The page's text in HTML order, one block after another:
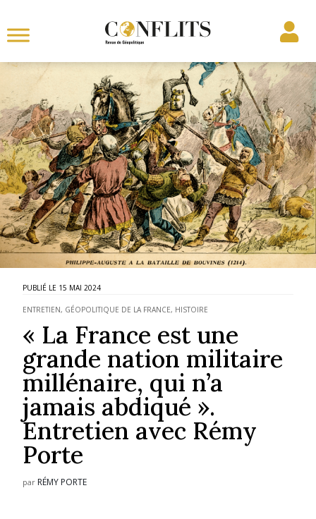
15 MAI 2024
ENTRETIEN, GÉOPOLITIQUE DE LA FRANCE, HISTOIRE
« La France est une
grande nation militaire
millénaire, qui n’a
jamais abdiqué ».
Entretien avec Rémy
Porte
par RÉMY PORTE